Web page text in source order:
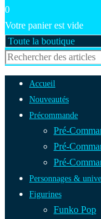
0
Votre panier est vide
Accueil
Nouveautés
Précommande
Pré-
Pré-
Pré-
Personnages &
Figurines
Funko Pop